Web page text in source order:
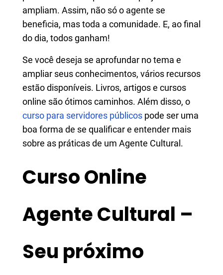
ampliam. Assim, não só o agente se
beneficia, mas toda a comunidade. E, ao final
do dia, todos ganham!
Se você deseja se aprofundar no tema e
ampliar seus conhecimentos, vários recursos
estão disponíveis. Livros, artigos e cursos
online são ótimos caminhos. Além disso, o
curso para servidores públicos pode ser uma
boa forma de se qualificar e entender mais
sobre as práticas de um Agente Cultural.
Curso Online
Agente Cultural –
Seu próximo